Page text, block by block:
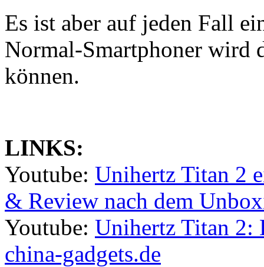
Es ist aber auf jeden Fall
Normal-Smartphoner wird
können.
LINKS:
Youtube: Unihertz Titan 2
& Review nach dem
Youtube: Unihertz Titan 2:
china-gadgets.de